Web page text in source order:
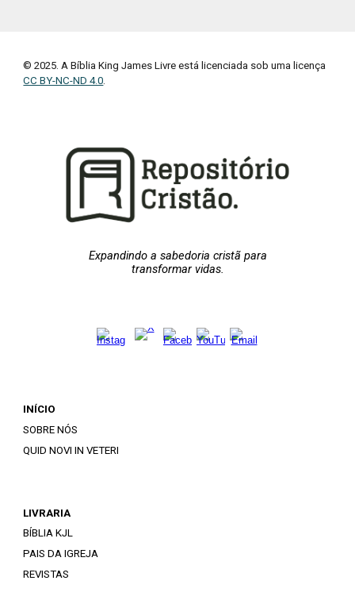
© 2025. A Bíblia King James Livre está licenciada sob uma licença
CC BY-NC-ND 4.0.
Expandindo a sabedoria cristã para
transformar vidas.
INÍCIO
SOBRE NÓS
QUID NOVI IN VETERI
LIVRARIA
BÍBLIA KJL
PAIS DA IGREJA
REVISTAS